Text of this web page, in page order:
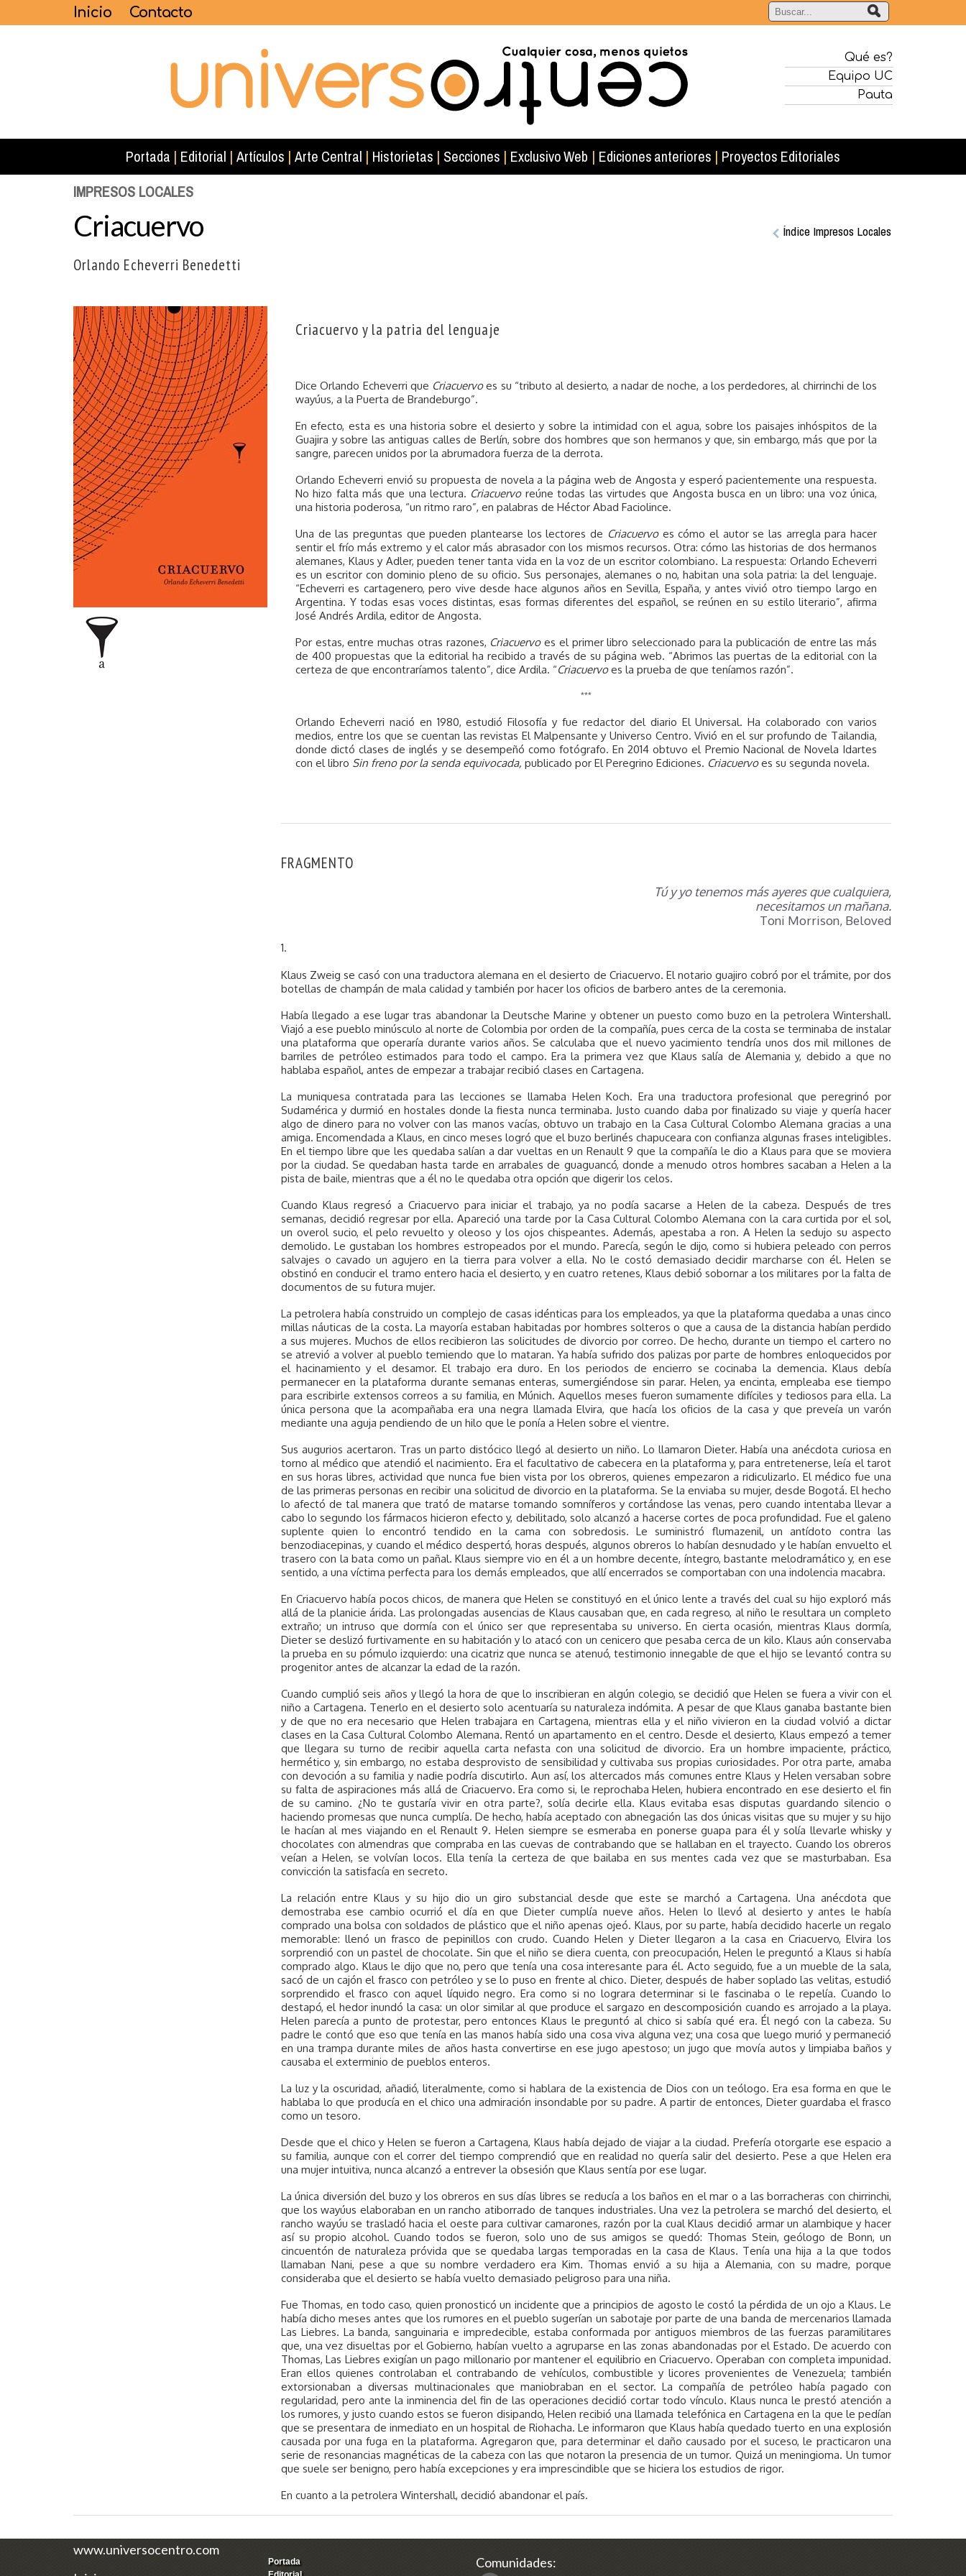
Inicio Contacto
Qué es?
Equipo UC
Pauta
Portada | Editorial | Artículos | Arte Central | Historietas | Secciones | Exclusivo Web | Ediciones anteriores | Proyectos Editoriales
IMPRESOS LOCALES
Criacuervo
Orlando Echeverri Benedetti
Índice Impresos Locales
Criacuervo y la patria del lenguaje
Dice Orlando Echeverri que Criacuervoes su “tributo al desierto, a nadar de noche, a los perdedores, al chirrinchi de los
wayúus, a la Puerta de Brandeburgo”.
En efecto, esta es una historia sobre el desierto y sobre la intimidad con el agua, sobre los paisajes inhóspitos de la
Guajira y sobre las antiguas calles de Berlín, sobre dos hombres que son hermanos y que, sin embargo, más que por la
sangre, parecen unidos por la abrumadora fuerza de la derrota.
Orlando Echeverri envió su propuesta de novela a la página web de Angosta y esperó pacientemente una respuesta.
No hizo falta más que una lectura. Criacuervoreúne todas las virtudes que Angosta busca en un libro: una voz única,
una historia poderosa, “un ritmo raro”, en palabras de Héctor Abad Faciolince.
Una de las preguntas que pueden plantearse los lectores de Criacuervoes cómo el autor se las arregla para hacer
sentir el frío más extremo y el calor más abrasador con los mismos recursos. Otra: cómo las historias de dos hermanos
alemanes, Klaus y Adler, pueden tener tanta vida en la voz de un escritor colombiano. La respuesta: Orlando Echeverri
es un escritor con dominio pleno de su oficio. Sus personajes, alemanes o no, habitan una sola patria: la del lenguaje.
“Echeverri es cartagenero, pero vive desde hace algunos años en Sevilla, España, y antes vivió otro tiempo largo en
Argentina. Y todas esas voces distintas, esas formas diferentes del español, se reúnen en su estilo literario”, afirma
José Andrés Ardila, editor de Angosta.
Por estas, entre muchas otras razones, Criacuervoes el primer libro seleccionado para la publicación de entre las más
de 400 propuestas que la editorial ha recibido a través de su página web. “Abrimos las puertas de la editorial con la
certeza de que encontraríamos talento”, dice Ardila. “Criacuervoes la prueba de que teníamos razón”.
***
Orlando Echeverri nació en 1980, estudió Filosofía y fue redactor del diario El Universal. Ha colaborado con varios
medios, entre los que se cuentan las revistas El Malpensante y Universo Centro. Vivió en el sur profundo de Tailandia,
donde dictó clases de inglés y se desempeñó como fotógrafo. En 2014 obtuvo el Premio Nacional de Novela Idartes
con el libro Sin freno por la senda equivocada, publicado por El Peregrino Ediciones. Criacuervoes su segunda novela.
FRAGMENTO
Tú y yo tenemos más ayeres que cualquiera,
necesitamos un mañana.
Toni Morrison, Beloved
1.
Klaus Zweig se casó con una traductora alemana en el desierto de Criacuervo. El notario guajiro cobró por el trámite, por dos
botellas de champán de mala calidad y también por hacer los oficios de barbero antes de la ceremonia.
Había llegado a ese lugar tras abandonar la Deutsche Marine y obtener un puesto como buzo en la petrolera Wintershall.
Viajó a ese pueblo minúsculo al norte de Colombia por orden de la compañía, pues cerca de la costa se terminaba de instalar
una plataforma que operaría durante varios años. Se calculaba que el nuevo yacimiento tendría unos dos mil millones de
barriles de petróleo estimados para todo el campo. Era la primera vez que Klaus salía de Alemania y, debido a que no
hablaba español, antes de empezar a trabajar recibió clases en Cartagena.
La muniquesa contratada para las lecciones se llamaba Helen Koch. Era una traductora profesional que peregrinó por
Sudamérica y durmió en hostales donde la fiesta nunca terminaba. Justo cuando daba por finalizado su viaje y quería hacer
algo de dinero para no volver con las manos vacías, obtuvo un trabajo en la Casa Cultural Colombo Alemana gracias a una
amiga. Encomendada a Klaus, en cinco meses logró que el buzo berlinés chapuceara con confianza algunas frases inteligibles.
En el tiempo libre que les quedaba salían a dar vueltas en un Renault 9 que la compañía le dio a Klaus para que se moviera
por la ciudad. Se quedaban hasta tarde en arrabales de guaguancó, donde a menudo otros hombres sacaban a Helen a la
pista de baile, mientras que a él no le quedaba otra opción que digerir los celos.
Cuando Klaus regresó a Criacuervo para iniciar el trabajo, ya no podía sacarse a Helen de la cabeza. Después de tres
semanas, decidió regresar por ella. Apareció una tarde por la Casa Cultural Colombo Alemana con la cara curtida por el sol,
un overol sucio, el pelo revuelto y oleoso y los ojos chispeantes. Además, apestaba a ron. A Helen la sedujo su aspecto
demolido. Le gustaban los hombres estropeados por el mundo. Parecía, según le dijo, como si hubiera peleado con perros
salvajes o cavado un agujero en la tierra para volver a ella. No le costó demasiado decidir marcharse con él. Helen se
obstinó en conducir el tramo entero hacia el desierto, y en cuatro retenes, Klaus debió sobornar a los militares por la falta de
documentos de su futura mujer.
La petrolera había construido un complejo de casas idénticas para los empleados, ya que la plataforma quedaba a unas cinco
millas náuticas de la costa. La mayoría estaban habitadas por hombres solteros o que a causa de la distancia habían perdido
a sus mujeres. Muchos de ellos recibieron las solicitudes de divorcio por correo. De hecho, durante un tiempo el cartero no
se atrevió a volver al pueblo temiendo que lo mataran. Ya había sufrido dos palizas por parte de hombres enloquecidos por
el hacinamiento y el desamor. El trabajo era duro. En los periodos de encierro se cocinaba la demencia. Klaus debía
permanecer en la plataforma durante semanas enteras, sumergiéndose sin parar. Helen, ya encinta, empleaba ese tiempo
para escribirle extensos correos a su familia, en Múnich. Aquellos meses fueron sumamente difíciles y tediosos para ella. La
única persona que la acompañaba era una negra llamada Elvira, que hacía los oficios de la casa y que preveía un varón
mediante una aguja pendiendo de un hilo que le ponía a Helen sobre el vientre.
Sus augurios acertaron. Tras un parto distócico llegó al desierto un niño. Lo llamaron Dieter. Había una anécdota curiosa en
torno al médico que atendió el nacimiento. Era el facultativo de cabecera en la plataforma y, para entretenerse, leía el tarot
en sus horas libres, actividad que nunca fue bien vista por los obreros, quienes empezaron a ridiculizarlo. El médico fue una
de las primeras personas en recibir una solicitud de divorcio en la plataforma. Se la enviaba su mujer, desde Bogotá. El hecho
lo afectó de tal manera que trató de matarse tomando somníferos y cortándose las venas, pero cuando intentaba llevar a
cabo lo segundo los fármacos hicieron efecto y, debilitado, solo alcanzó a hacerse cortes de poca profundidad. Fue el galeno
suplente quien lo encontró tendido en la cama con sobredosis. Le suministró flumazenil, un antídoto contra las
benzodiacepinas, y cuando el médico despertó, horas después, algunos obreros lo habían desnudado y le habían envuelto el
trasero con la bata como un pañal. Klaus siempre vio en él a un hombre decente, íntegro, bastante melodramático y, en ese
sentido, a una víctima perfecta para los demás empleados, que allí encerrados se comportaban con una indolencia macabra.
En Criacuervo había pocos chicos, de manera que Helen se constituyó en el único lente a través del cual su hijo exploró más
allá de la planicie árida. Las prolongadas ausencias de Klaus causaban que, en cada regreso, al niño le resultara un completo
extraño; un intruso que dormía con el único ser que representaba su universo. En cierta ocasión, mientras Klaus dormía,
Dieter se deslizó furtivamente en su habitación y lo atacó con un cenicero que pesaba cerca de un kilo. Klaus aún conservaba
la prueba en su pómulo izquierdo: una cicatriz que nunca se atenuó, testimonio innegable de que el hijo se levantó contra su
progenitor antes de alcanzar la edad de la razón.
Cuando cumplió seis años y llegó la hora de que lo inscribieran en algún colegio, se decidió que Helen se fuera a vivir con el
niño a Cartagena. Tenerlo en el desierto solo acentuaría su naturaleza indómita. A pesar de que Klaus ganaba bastante bien
y de que no era necesario que Helen trabajara en Cartagena, mientras ella y el niño vivieron en la ciudad volvió a dictar
clases en la Casa Cultural Colombo Alemana. Rentó un apartamento en el centro. Desde el desierto, Klaus empezó a temer
que llegara su turno de recibir aquella carta nefasta con una solicitud de divorcio. Era un hombre impaciente, práctico,
hermético y, sin embargo, no estaba desprovisto de sensibilidad y cultivaba sus propias curiosidades. Por otra parte, amaba
con devoción a su familia y nadie podría discutirlo. Aun así, los altercados más comunes entre Klaus y Helen versaban sobre
su falta de aspiraciones más allá de Criacuervo. Era como si, le reprochaba Helen, hubiera encontrado en ese desierto el fin
de su camino. ¿No te gustaría vivir en otra parte?, solía decirle ella. Klaus evitaba esas disputas guardando silencio o
haciendo promesas que nunca cumplía. De hecho, había aceptado con abnegación las dos únicas visitas que su mujer y su hijo
le hacían al mes viajando en el Renault 9. Helen siempre se esmeraba en ponerse guapa para él y solía llevarle whisky y
chocolates con almendras que compraba en las cuevas de contrabando que se hallaban en el trayecto. Cuando los obreros
veían a Helen, se volvían locos. Ella tenía la certeza de que bailaba en sus mentes cada vez que se masturbaban. Esa
convicción la satisfacía en secreto.
La relación entre Klaus y su hijo dio un giro substancial desde que este se marchó a Cartagena. Una anécdota que
demostraba ese cambio ocurrió el día en que Dieter cumplía nueve años. Helen lo llevó al desierto y antes le había
comprado una bolsa con soldados de plástico que el niño apenas ojeó. Klaus, por su parte, había decidido hacerle un regalo
memorable: llenó un frasco de pepinillos con crudo. Cuando Helen y Dieter llegaron a la casa en Criacuervo, Elvira los
sorprendió con un pastel de chocolate. Sin que el niño se diera cuenta, con preocupación, Helen le preguntó a Klaus si había
comprado algo. Klaus le dijo que no, pero que tenía una cosa interesante para él. Acto seguido, fue a un mueble de la sala,
sacó de un cajón el frasco con petróleo y se lo puso en frente al chico. Dieter, después de haber soplado las velitas, estudió
sorprendido el frasco con aquel líquido negro. Era como si no lograra determinar si le fascinaba o le repelía. Cuando lo
destapó, el hedor inundó la casa: un olor similar al que produce el sargazo en descomposición cuando es arrojado a la playa.
Helen parecía a punto de protestar, pero entonces Klaus le preguntó al chico si sabía qué era. Él negó con la cabeza. Su
padre le contó que eso que tenía en las manos había sido una cosa viva alguna vez; una cosa que luego murió y permaneció
en una trampa durante miles de años hasta convertirse en ese jugo apestoso; un jugo que movía autos y limpiaba baños y
causaba el exterminio de pueblos enteros.
La luz y la oscuridad, añadió, literalmente, como si hablara de la existencia de Dios con un teólogo. Era esa forma en que le
hablaba lo que producía en el chico una admiración insondable por su padre. A partir de entonces, Dieter guardaba el frasco
como un tesoro.
Desde que el chico y Helen se fueron a Cartagena, Klaus había dejado de viajar a la ciudad. Prefería otorgarle ese espacio a
su familia, aunque con el correr del tiempo comprendió que en realidad no quería salir del desierto. Pese a que Helen era
una mujer intuitiva, nunca alcanzó a entrever la obsesión que Klaus sentía por ese lugar.
La única diversión del buzo y los obreros en sus días libres se reducía a los baños en el mar o a las borracheras con chirrinchi,
que los wayúus elaboraban en un rancho atiborrado de tanques industriales. Una vez la petrolera se marchó del desierto, el
rancho wayúu se trasladó hacia el oeste para cultivar camarones, razón por la cual Klaus decidió armar un alambique y hacer
así su propio alcohol. Cuando todos se fueron, solo uno de sus amigos se quedó: Thomas Stein, geólogo de Bonn, un
cincuentón de naturaleza próvida que se quedaba largas temporadas en la casa de Klaus. Tenía una hija a la que todos
llamaban Nani, pese a que su nombre verdadero era Kim. Thomas envió a su hija a Alemania, con su madre, porque
consideraba que el desierto se había vuelto demasiado peligroso para una niña.
Fue Thomas, en todo caso, quien pronosticó un incidente que a principios de agosto le costó la pérdida de un ojo a Klaus. Le
había dicho meses antes que los rumores en el pueblo sugerían un sabotaje por parte de una banda de mercenarios llamada
Las Liebres. La banda, sanguinaria e impredecible, estaba conformada por antiguos miembros de las fuerzas paramilitares
que, una vez disueltas por el Gobierno, habían vuelto a agruparse en las zonas abandonadas por el Estado. De acuerdo con
Thomas, Las Liebres exigían un pago millonario por mantener el equilibrio en Criacuervo. Operaban con completa impunidad.
Eran ellos quienes controlaban el contrabando de vehículos, combustible y licores provenientes de Venezuela; también
extorsionaban a diversas multinacionales que maniobraban en el sector. La compañía de petróleo había pagado con
regularidad, pero ante la inminencia del fin de las operaciones decidió cortar todo vínculo. Klaus nunca le prestó atención a
los rumores, y justo cuando estos se fueron disipando, Helen recibió una llamada telefónica en Cartagena en la que le pedían
que se presentara de inmediato en un hospital de Riohacha. Le informaron que Klaus había quedado tuerto en una explosión
causada por una fuga en la plataforma. Agregaron que, para determinar el daño causado por el suceso, le practicaron una
serie de resonancias magnéticas de la cabeza con las que notaron la presencia de un tumor. Quizá un meningioma. Un tumor
que suele ser benigno, pero había excepciones y era imprescindible que se hiciera los estudios de rigor.
En cuanto a la petrolera Wintershall, decidió abandonar el país.
www.universocentro.com
Portada
Comunidades: